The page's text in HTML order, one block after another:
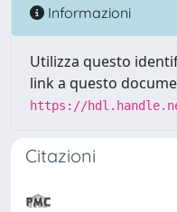
Informazioni
Utilizza questo
link a questo
https://
Citazioni